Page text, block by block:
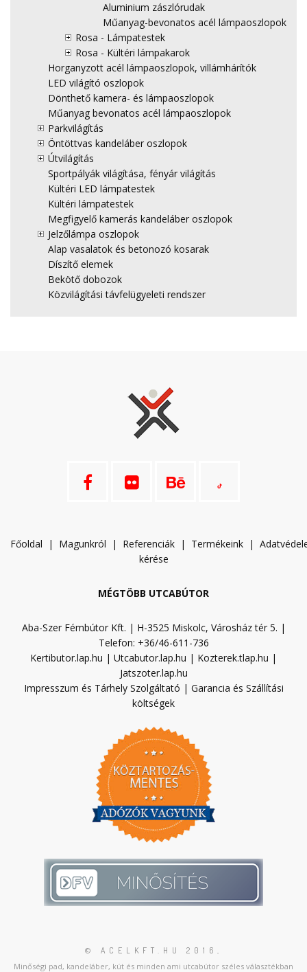
Aluminium zászlórudak
Műanyag-bevonatos acél lámpaoszlopok
Rosa - Lámpatestek
Rosa - Kültéri lámpakarok
Horganyzott acél lámpaoszlopok, villámhárítók
LED világító oszlopok
Dönthető kamera- és lámpaoszlopok
Műanyag bevonatos acél lámpaoszlopok
Parkvilágítás
Öntöttvas kandeláber oszlopok
Útvilágítás
Sportpályák világítása, fényár világítás
Kültéri LED lámpatestek
Kültéri lámpatestek
Megfigyelő kamerás kandeláber oszlopok
Jelzőlámpa oszlopok
Alap vasalatok és betonozó kosarak
Díszítő elemek
Bekötő dobozok
Közvilágítási távfelügyeleti rendszer
Főoldal | Magunkról | Referenciák | Termékeink | A
kérése
MÉGTÖBB UTCABÚTOR
Aba-Szer Fémbútor Kft. | H-3525 Miskolc, Városház tér 5. |
Telefon: +36/46-611-736
Kertibutor.lap.hu | Utcabutor.lap.hu | Kozterek.tlap.hu |
Jatszoter.lap.hu
Impresszum és Tárhely Szolgáltató | Garancia és Szállítási
költségek
© ACELKFT.HU 2016 .
Minőségi pad, kandeláber, kút és minden ami utcabútor széles választékban